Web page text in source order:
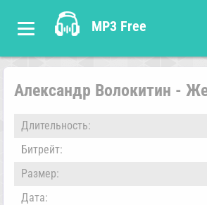
MP3 Free
Александр Волокитин -
Длительность:
Битрейт:
Размер:
Дата: